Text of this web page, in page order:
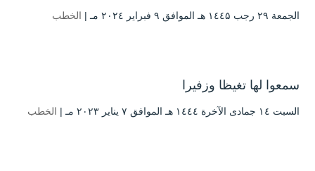
الجمعة ۲۹ رجب ۱٤٤۵ هـ الموافق ۹ فبراير ۲۰۲٤ مـ | الخطب
سمعوا لها تغيظا وزفيرا
السبت ۱٤ جمادى الآخرة ۱٤٤٤ هـ الموافق ۷ يناير ۲۰۲۳ مـ | الخطب